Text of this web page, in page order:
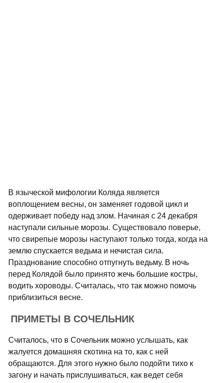
В языческой мифологии Коляда является
воплощением весны, он заменяет годовой цикл и
одерживает победу над злом. Начиная с 24 декабря
наступали сильные морозы. Существовало поверье,
что свирепые морозы наступают только тогда, когда на
землю спускается ведьма и нечистая сила.
Празднование способно отпугнуть ведьму. В ночь
перед Колядой было принято жечь большие костры,
водить хороводы. Считалась, что так можно помочь
приблизиться весне.
ПРИМЕТЫ В СОЧЕЛЬНИК
Считалось, что в Сочельник можно услышать, как
жалуется домашняя скотина на то, как с ней
обращаются. Для этого нужно было подойти тихо к
загону и начать прислушиваться, как ведет себя